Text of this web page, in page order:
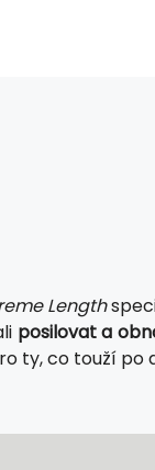
Length
posilovat a
ty, co touží po